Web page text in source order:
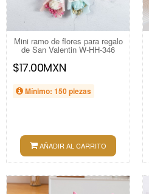
Mini ramo de flores para regalo
de San Valentin W-HH-346
$17.00MXN
Mínimo: 150 piezas
AÑADIR AL CARRITO